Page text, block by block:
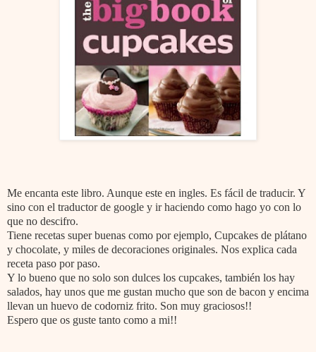
Me encanta este libro. Aunque este en ingles. Es fácil de traducir. Y
sino con el traductor de google y ir haciendo como hago yo con lo
que no descifro.
Tiene recetas super buenas como por ejemplo, Cupcakes de plátano
y chocolate, y miles de decoraciones originales. Nos explica cada
receta paso por paso.
Y lo bueno que no solo son dulces los cupcakes, también los hay
salados, hay unos que me gustan mucho que son de bacon y encima
llevan un huevo de codorniz frito. Son muy graciosos!!
Espero que os guste tanto como a mi!!